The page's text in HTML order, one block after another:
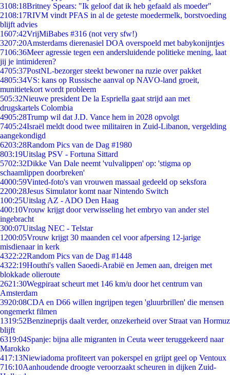
3108:18Britney Spears: "Ik geloof dat ik heb gefaald als moeder"
2108:17RIVM vindt PFAS in al de geteste moedermelk, borstvoeding
blijft advies
1607:42VrijMiBabes #316 (not very sfw!)
3207:20Amsterdams dierenasiel DOA overspoeld met babykonijntjes
7106:36Meer agressie tegen een andersluidende politieke mening, laat
jij je intimideren?
4705:37PostNL-bezorger steekt bewoner na ruzie over pakket
4805:34VS: kans op Russische aanval op NAVO-land groeit,
munitietekort wordt probleem
505:32Nieuwe president De la Espriella gaat strijd aan met
drugskartels Colombia
4905:28Trump wil dat J.D. Vance hem in 2028 opvolgt
7405:24Israël meldt dood twee militairen in Zuid-Libanon, vergelding
aangekondigd
6203:28Random Pics van de Dag #1980
803:19Uitslag PSV - Fortuna Sittard
5702:32Dikke Van Dale neemt 'vulvalippen' op: 'stigma op
schaamlippen doorbreken'
4000:59Vinted-foto's van vrouwen massaal gedeeld op seksfora
2200:28Jesus Simulator komt naar Nintendo Switch
100:25Uitslag AZ - ADO Den Haag
400:10Vrouw krijgt door verwisseling het embryo van ander stel
ingebracht
300:07Uitslag NEC - Telstar
1200:05Vrouw krijgt 30 maanden cel voor afpersing 12-jarige
misdienaar in kerk
4322:22Random Pics van de Dag #1448
4322:19Houthi's vallen Saoedi-Arabië en Jemen aan, dreigen met
blokkade olieroute
2621:30Wegpiraat scheurt met 146 km/u door het centrum van
Amsterdam
3920:08CDA en D66 willen ingrijpen tegen 'gluurbrillen' die mensen
ongemerkt filmen
1319:52Benzineprijs daalt verder, onzekerheid over Straat van Hormuz
blijft
6319:04Spanje: bijna alle migranten in Ceuta weer teruggekeerd naar
Marokko
417:13Niewiadoma profiteert van pokerspel en grijpt geel op Ventoux
716:10Aanhoudende droogte veroorzaakt scheuren in dijken Zuid-